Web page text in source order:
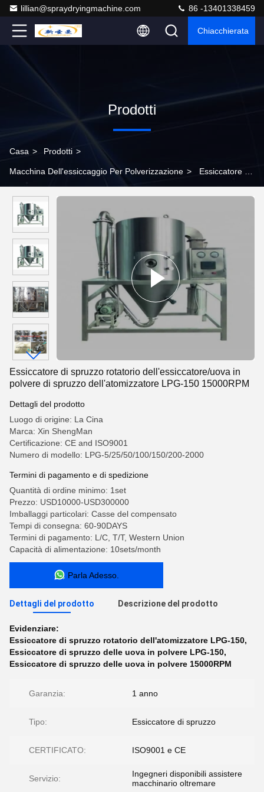
lillian@spraydryingmachine.com 86 -13401338459
Chiacchierata
Prodotti
Casa > Prodotti >
Macchina Dell'essiccaggio Per Polverizzazione > Essiccatore di
dell'atomizzatore LPG-150 15000RPM
Essiccatore di spruzzo rotatorio dell'essiccatore/uova in
polvere di spruzzo dell'atomizzatore LPG-150 15000RPM
Dettagli del prodotto
Luogo di origine: La Cina
Marca: Xin ShengMan
Certificazione: CE and ISO9001
Numero di modello: LPG-5/25/50/100/150/200-2000
Termini di pagamento e di spedizione
Quantità di ordine minimo: 1set
Prezzo: USD10000-USD300000
Imballaggi particolari: Casse del compensato
Tempi di consegna: 60-90DAYS
Termini di pagamento: L/C, T/T, Western Union
Capacità di alimentazione: 10sets/month
Parla Adesso.
Dettagli del prodotto Descrizione del prodotto
Evidenziare:
Essiccatore di spruzzo rotatorio dell'atomizzatore LPG-150,
Essiccatore di spruzzo delle uova in polvere LPG-150,
Essiccatore di spruzzo delle uova in polvere 15000RPM
Garanzia: 1 anno
Tipo: Essiccatore di spruzzo
CERTIFICATO: ISO9001 e CE
Servizio:
Ingegneri disponibili assistere
macchinario oltremare